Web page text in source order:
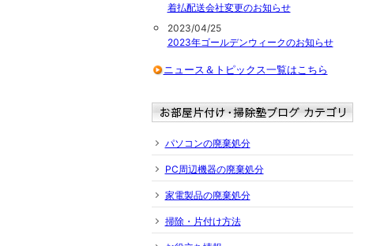
着払配送会社変更のお知らせ
2023/04/25
2023年ゴールデンウィークのお知らせ
ニュース＆トピックス一覧はこちら
パソコンの廃棄処分
PC周辺機器の廃棄処分
家電製品の廃棄処分
掃除・片付け方法